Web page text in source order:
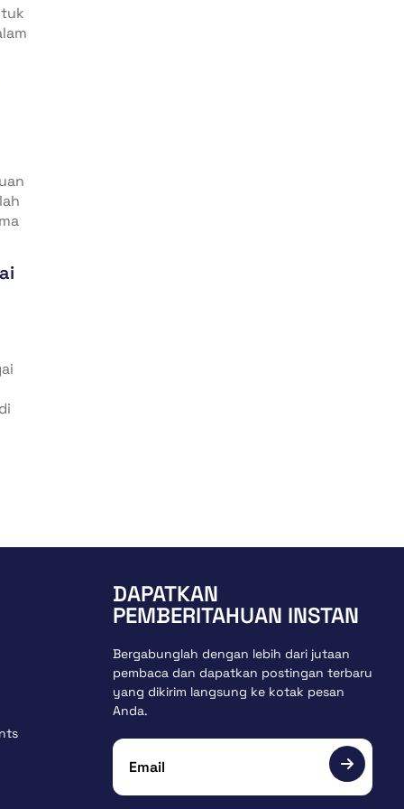
DAPATKAN
PEMBERITAHUAN INSTAN
Bergabunglah dengan lebih dari jutaan
pembaca dan dapatkan postingan terbaru
yang dikirim langsung ke kotak pesan
Anda.